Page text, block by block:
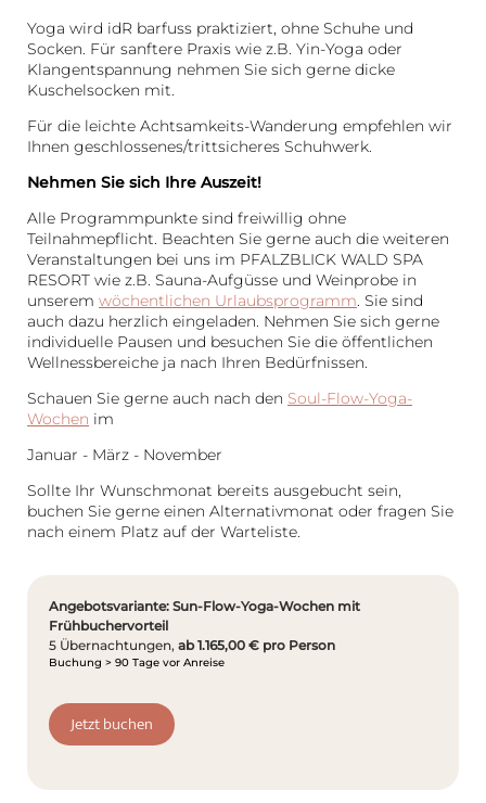
Yoga wird idR barfuss praktiziert, ohne Schuhe und
Socken. Für sanftere Praxis wie z.B. Yin-Yoga oder
Klangentspannung nehmen Sie sich gerne dicke
Kuschelsocken mit.
Für die leichte Achtsamkeits-Wanderung empfehlen wir
Ihnen geschlossenes/trittsicheres Schuhwerk.
Nehmen Sie sich Ihre Auszeit!
Alle Programmpunkte sind freiwillig ohne
Teilnahmepflicht. Beachten Sie gerne auch die weiteren
Veranstaltungen bei uns im PFALZBLICK WALD SPA
RESORT wie z.B. Sauna-Aufgüsse und Weinprobe in
unserem wöchentlichen Urlaubsprogramm. Sie sind
auch dazu herzlich eingeladen. Nehmen Sie sich gerne
individuelle Pausen und besuchen Sie die öffentlichen
Wellnessbereiche ja nach Ihren Bedürfnissen.
Schauen Sie gerne auch nach den Soul-Flow-Yoga-
Wochen im
Januar - März - November
Sollte Ihr Wunschmonat bereits ausgebucht sein,
buchen Sie gerne einen Alternativmonat oder fragen Sie
nach einem Platz auf der Warteliste.
Angebotsvariante: Sun-Flow-Yoga-Wochen mit
Frühbuchervorteil
5 Übernachtungen, ab 1.165,00 € pro Person
Buchung > 90 Tage vor Anreise
Jetzt buchen